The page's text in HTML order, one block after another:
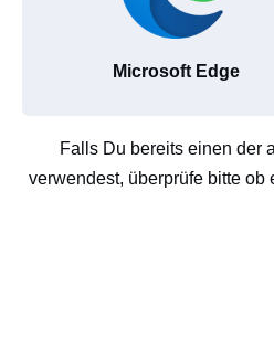
Microsoft Edge
Falls Du bereits einen der
verwendest, überprüfe bitte ob